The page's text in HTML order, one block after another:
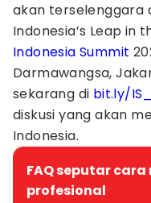
akan terselenggara
Indonesia’s Leap in
Indonesia Summit
Darmawangsa,
sekarang di bit.ly/
diskusi yang akan
Indonesia.
FAQ seputar
profesional